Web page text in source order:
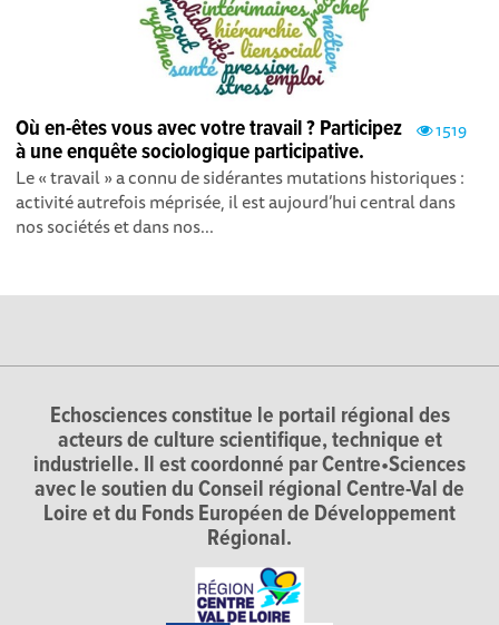
1519
Où en-êtes vous avec votre travail ? Participez
à une enquête sociologique participative.
Le « travail » a connu de sidérantes mutations historiques :
activité autrefois méprisée, il est aujourd’hui central dans
nos sociétés et dans nos...
Echosciences constitue le portail régional des
acteurs de culture scientifique, technique et
industrielle. Il est coordonné par Centre•Sciences
avec le soutien du Conseil régional Centre-Val de
Loire et du Fonds Européen de Développement
Régional.